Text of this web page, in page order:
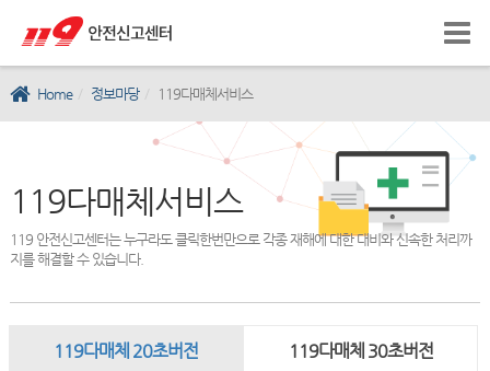
Home 정보마당 119다매체서비스
119다매체서비스
119 안전신고센터는 누구라도 클릭한번만으로 각종 재해에 대한 대비와 신속한 처리까
지를 해결할 수 있습니다.
119다매체 20초버전 119다매체 30초버전